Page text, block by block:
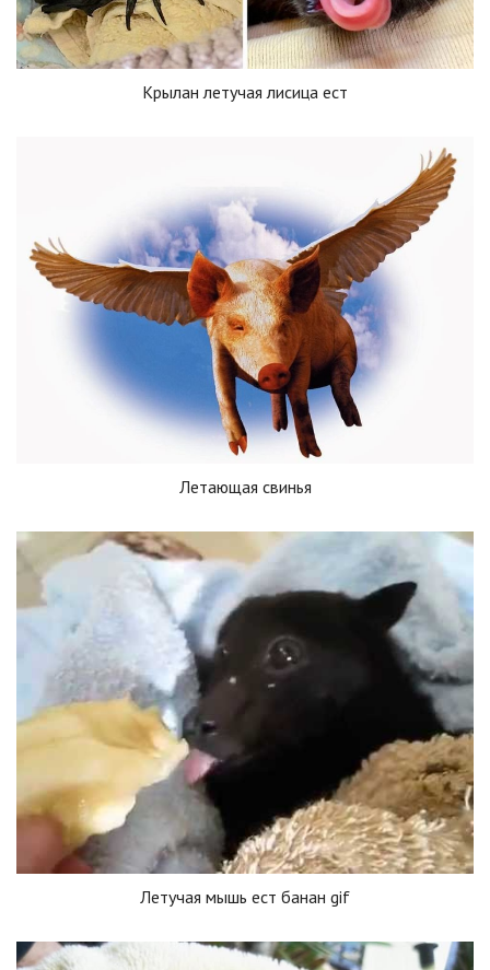
Крылан летучая лисица ест
Летающая свинья
Летучая мышь ест банан gif